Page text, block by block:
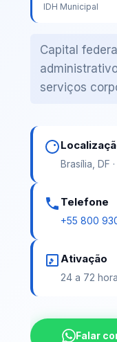
IDH Municipal
Capital
serviços
Brasília, DF
Telefone
+55 800
Ativação
24 a 72
Falar